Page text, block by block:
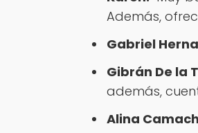
Además,
Gabriel
Gibrán De la
además,
Alina